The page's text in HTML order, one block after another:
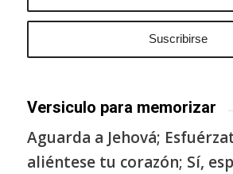
Versiculo para memorizar
Aguarda a Jehová;
aliéntese tu corazón; Sí,